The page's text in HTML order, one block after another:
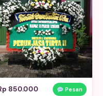
850.000 Pesan